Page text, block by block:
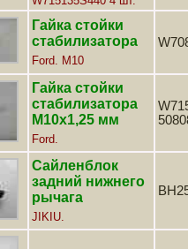
Гайка стойки
стабилизатора
Ford. M10
Гайка стойки
стабилизатора
М10х1,25 мм
Ford.
Сайленблок
задний нижнего
рычага
JIKIU.